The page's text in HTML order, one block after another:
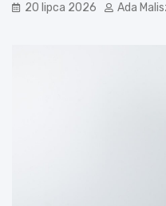
20 lipca 2026 Ada